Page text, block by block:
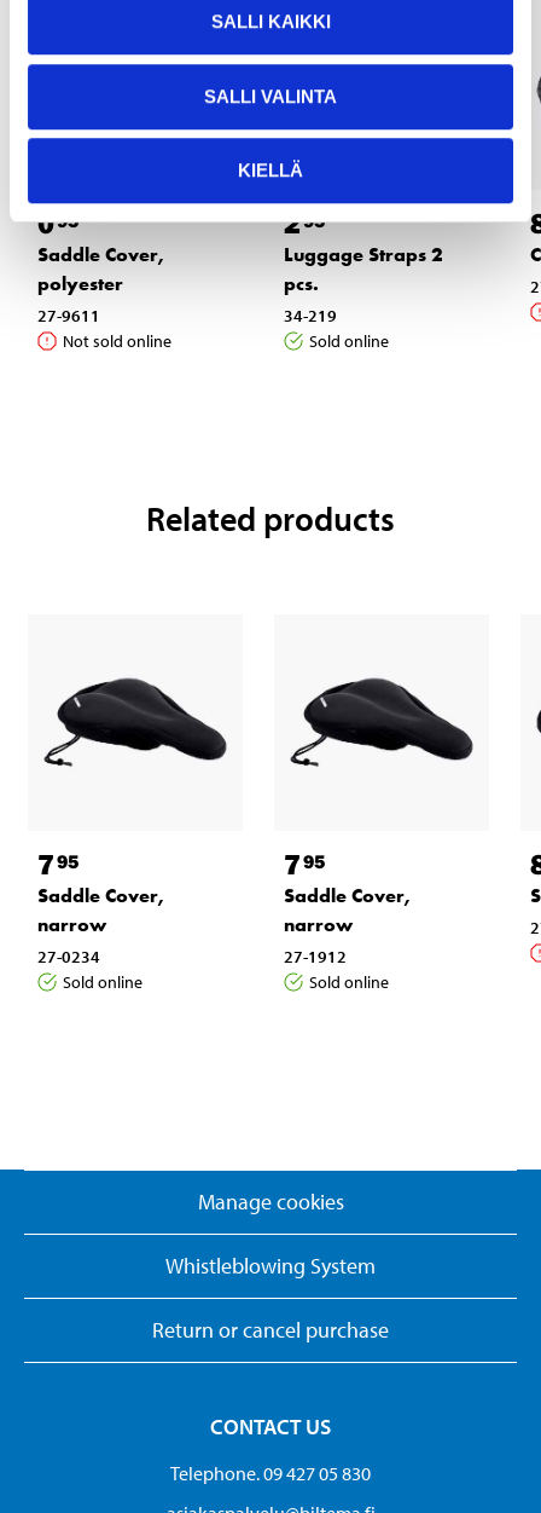
SALLI KAIKKI
SALLI VALINTA
KIELLÄ
095
Saddle Cover,
polyester
27-9611
Not sold online
295
Luggage Straps 2
pcs.
34-219
Sold online
Related products
795
Saddle Cover,
narrow
27-0234
Sold online
795
Saddle Cover,
narrow
27-1912
Sold online
Manage cookies
Whistleblowing System
Return or cancel purchase
CONTACT US
Telephone. 09 427 05 830